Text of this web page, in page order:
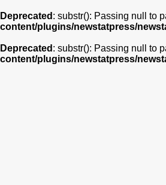
Deprecated : substr(): Passing null to
content/plugins/newstatpress/
Deprecated : substr(): Passing null to
content/plugins/newstatpress/